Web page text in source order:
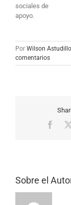
sociales de
apoyo.
Por Wilson Astudillo
comentarios
Sobre el